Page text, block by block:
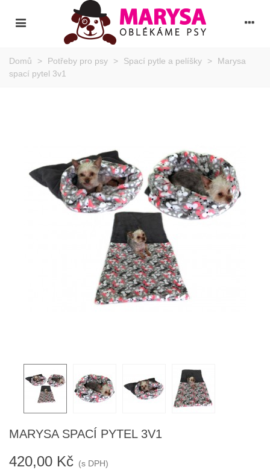
Domů > Potřeby pro psy > Spací pytle a pelíšky >
Marysa
spací pytel 3v1
MARYSA SPACÍ PYTEL 3V1
420,00 Kč (s DPH)